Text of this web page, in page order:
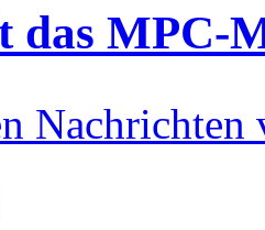
das MPC-
Nachrichten